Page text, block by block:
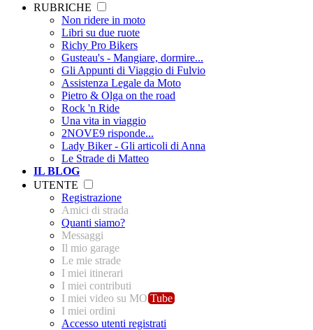
RUBRICHE
Non ridere in moto
Libri su due ruote
Richy Pro Bikers
Gusteau's - Mangiare, dormire...
Gli Appunti di Viaggio di Fulvio
Assistenza Legale da Moto
Pietro & Olga on the road
Rock 'n Ride
Una vita in viaggio
2NOVE9 risponde...
Lady Biker - Gli articoli di Anna
Le Strade di Matteo
IL BLOG
UTENTE
Registrazione
Amici di strada
Quanti siamo?
Messaggi
Il mio garage
Le mie strade
I miei itinerari
I miei contributi
I miei video su MO Tube
I miei ordini
Accesso utenti registrati